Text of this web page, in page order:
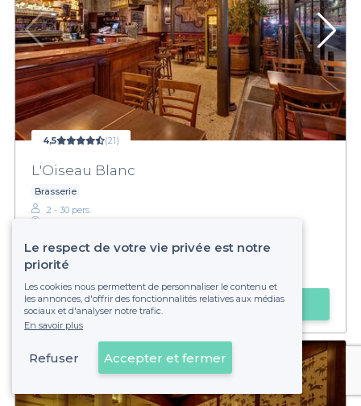
4,5 (21)
L'Oiseau Blanc
Brasserie
2 - 30 pers.
€€€Modéré
Faire une demande
Voir sur la carte
Le respect de votre vie privée est notre
priorité
Les cookies nous permettent de personnaliser le contenu et
les annonces, d'offrir des fonctionnalités relatives aux médias
sociaux et d'analyser notre trafic.
En savoir plus
Refuser Accepter et fermer